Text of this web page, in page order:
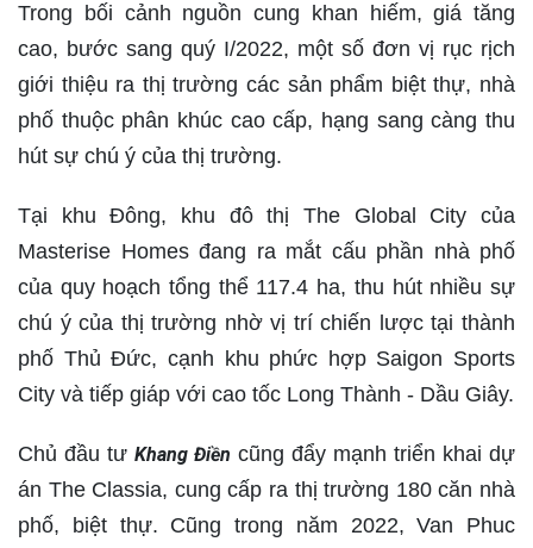
Trong bối cảnh nguồn cung khan hiếm, giá tăng
cao, bước sang quý I/2022, một số đơn vị rục rịch
giới thiệu ra thị trường các sản phẩm biệt thự, nhà
phố thuộc phân khúc cao cấp, hạng sang càng thu
hút sự chú ý của thị trường.
Tại khu Đông, khu đô thị The Global City của
Masterise Homes đang ra mắt cấu phần nhà phố
của quy hoạch tổng thể 117.4 ha, thu hút nhiều sự
chú ý của thị trường nhờ vị trí chiến lược tại thành
phố Thủ Đức, cạnh khu phức hợp Saigon Sports
City và tiếp giáp với cao tốc Long Thành - Dầu Giây.
Chủ đầu tư Khang Điền cũng đẩy mạnh triển khai dự
án The Classia, cung cấp ra thị trường 180 căn nhà
phố, biệt thự. Cũng trong năm 2022, Van Phuc